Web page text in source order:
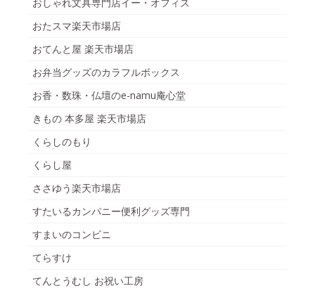
おたスマ楽天市場店
おてんと屋 楽天市場店
お弁当グッズのカラフルボックス
お香・数珠・仏壇のe-namu庵心堂
きもの 本多屋 楽天市場店
くらしのもり
くらし屋
ささゆう楽天市場店
すたいるカンパニー便利グッズ専門
すまいのコンビニ
てらすけ
てんとうむし お祝い工房